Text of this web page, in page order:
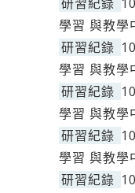
學習 與教學
研習紀錄
學習 與教學
研習紀錄
學習 與教學
研習紀錄
學習 與教學
研習紀錄